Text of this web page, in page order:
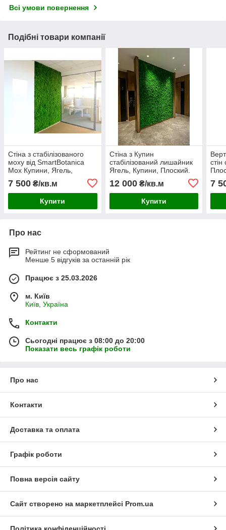
Всі умови повернення
Подібні товари компанії
Стіна з стабілізованого
моху від SmartBotanica
Мох Купини, Ягель,
7 500 ₴/кв.м
Купити
Стіна з Купин
стабілізований лишайник
Ягель, Купини, Плоский.
Панелі з моху. Фітомодулі.
12 000₴/кв.м
Купити
7
Про нас
Рейтинг не сформований
Менше 5 відгуків за останній рік
Працює з 25.03.2026
м. Київ
Київ, Україна
Контакти
Сьогодні працює з 08:00 до 20:00
Показати весь графік роботи
Про нас
Контакти
Доставка та оплата
Графік роботи
Повна версія сайту
Сайт створено на маркетплейсі Prom.ua